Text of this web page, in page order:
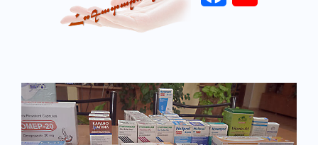
Navigation